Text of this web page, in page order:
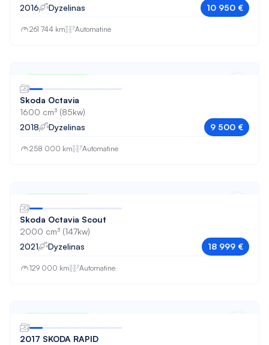
2016 Dyzelinas 10 950 €
261 744 km Automatinė
Skoda Octavia
1600 cm³ (85kw)
2018
Dyzelinas 9 500 €
258 000 km Automatinė
Skoda Octavia Scout
2000 cm³ (147kw)
2021
Dyzelinas 18 999 €
129 000 km Automatinė
2017 SKODA RAPID